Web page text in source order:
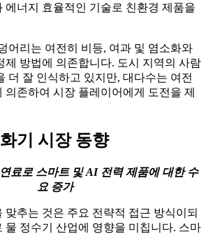
에너지 효율적인 기술로 친환경 제품을
어리는 여전히 비등, 여과 및 염소화와
제 방법에 의존합니다. 도시 지역의 사람
더 잘 인식하고 있지만, 대다수는 여전
의존하여 시장 플레이어에게 도전을 제
기 시장 동향
료로 스마트 및 AI 전력 제품에 대한 수
요 증가
맞추는 것은 주요 전략적 접근 방식이되
물 정수기 산업에 영향을 미칩니다. 스마